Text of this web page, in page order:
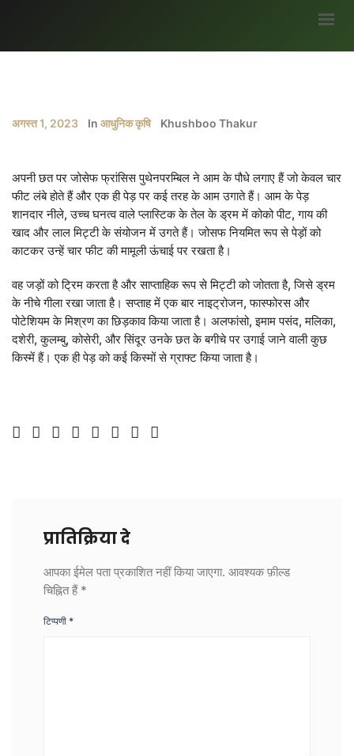
ब्लॉग
सर्वे
अवसर
मौसम जानकारी
उपज
सरकारी योजनाएं
गैलरी
LOGIN DONATE
ENGLISH
अगस्त 1, 2023 In आधुनिक कृषि Khushboo Thakur
अपनी छत पर जोसेफ फ्रांसिस पुथेनपरम्बिल ने आम के पौधे लगाए हैं जो केवल चार
फीट लंबे होते हैं और एक ही पेड़ पर कई तरह के आम उगाते हैं। आम के पेड़
शानदार नीले, उच्च घनत्व वाले प्लास्टिक के तेल के ड्रम में कोको पीट, गाय की
खाद और लाल मिट्टी के संयोजन में उगते हैं। जोसफ नियमित रूप से पेड़ों को
काटकर उन्हें चार फीट की मामूली ऊंचाई पर रखता है।
वह जड़ों को ट्रिम करता है और साप्ताहिक रूप से मिट्टी को जोतता है, जिसे ड्रम
के नीचे गीला रखा जाता है। सप्ताह में एक बार नाइट्रोजन, फास्फोरस और
पोटेशियम के मिश्रण का छिड़काव किया जाता है। अलफांसो, इमाम पसंद, मलिका,
दशेरी, कुलम्बु, कोसेरी, और सिंदूर उनके छत के बगीचे पर उगाई जाने वाली कुछ
किस्में हैं। एक ही पेड़ को कई किस्मों से ग्राफ्ट किया जाता है।
प्रातिक्रिया दे
आपका ईमेल पता प्रकाशित नहीं किया जाएगा. आवश्यक फ़ील्ड
चिह्नित हैं *
टिप्पणी *